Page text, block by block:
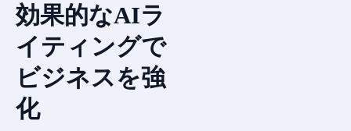
効果的なAIラ
イティングで
ビジネスを強
化